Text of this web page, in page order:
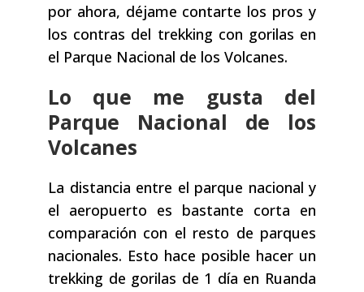
por ahora, déjame contarte los pros y
los contras del trekking con gorilas en
el Parque Nacional de los Volcanes.
Lo que me gusta del
Parque Nacional de los
Volcanes
La distancia entre el parque nacional y
el aeropuerto es bastante corta en
comparación con el resto de parques
nacionales. Esto hace posible hacer un
trekking de gorilas de 1 día en Ruanda